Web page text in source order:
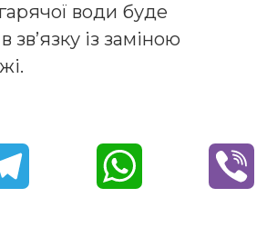
води буде
зв’язку із заміною